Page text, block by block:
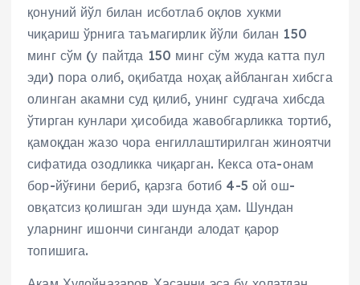
қонуний йўл билан исботлаб оқлов хукми
чиқариш ўрнига таъмагирлик йўли билан 150
минг сўм (у пайтда 150 минг сўм жуда катта пул
эди) пора олиб, оқибатда ноҳақ айбланган хибсга
олинган акамни суд қилиб, унинг судгача хибсда
ўтирган кунлари ҳисобида жавобгарликка тортиб,
қамоқдан жазо чора енгиллаштирилган жиноятчи
сифатида озодликка чиқарган. Кекса ота-онам
бор-йўғини бериб, қарзга ботиб 4-5 ой ош-
овқатсиз қолишган эди шунда ҳам. Шундан
уларнинг ишончи синганди алодат қарор
топишига.